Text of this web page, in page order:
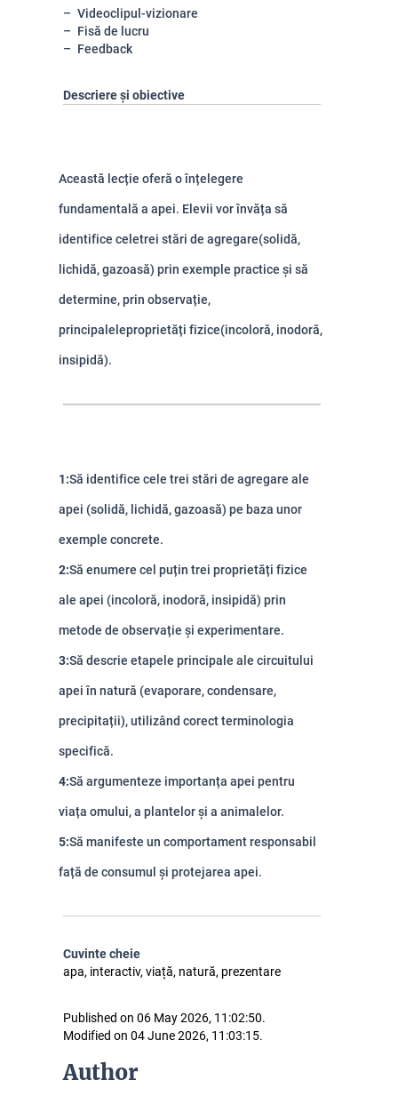
Videoclipul-vizionare
Fisă de lucru
Feedback
Descriere și obiective
Această lecție oferă o înțelegere
fundamentală a apei. Elevii vor învăța să
identifice celetrei stări de agregare(solidă,
lichidă, gazoasă) prin exemple practice și să
determine, prin observație,
principaleleproprietăți fizice(incoloră, inodoră,
insipidă).
1:Să identifice cele trei stări de agregare ale
apei (solidă, lichidă, gazoasă) pe baza unor
exemple concrete.
2:Să enumere cel puțin trei proprietăți fizice
ale apei (incoloră, inodoră, insipidă) prin
metode de observație și experimentare.
3:Să descrie etapele principale ale circuitului
apei în natură (evaporare, condensare,
precipitații), utilizând corect terminologia
specifică.
4:Să argumenteze importanța apei pentru
viața omului, a plantelor și a animalelor.
5:Să manifeste un comportament responsabil
față de consumul și protejarea apei.
Cuvinte cheie
apa, interactiv, viață, natură, prezentare
Published on 06 May 2026, 11:02:50.
Modified on 04 June 2026, 11:03:15.
Author